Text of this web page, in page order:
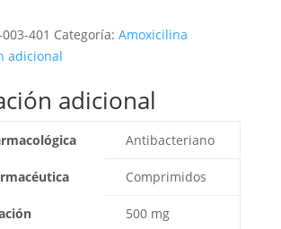
401 Categoría: Amoxicilina
adicional
adicional
Antibacteriano
Comprimidos
500 mg